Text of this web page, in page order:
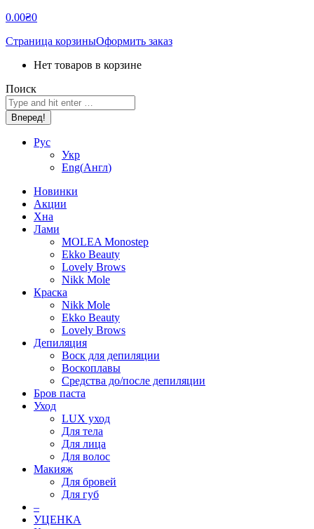
0.00₴0
Страница корзиныОформить заказ
Нет товаров в корзине
Поиск
Рус
Укр
Eng(Англ)
Новинки
Акции
Хна
Лами
MOLEA Monostep
Ekko Beauty
Lovely Brows
Nikk Mole
Краска
Nikk Mole
Ekko Beauty
Lovely Brows
Депиляция
Воск для депиляции
Воскоплавы
Средства до/после депиляции
Бров паста
Уход
LUX уход
Для тела
Для лица
Для волос
Макияж
Для бровей
Для губ
–
УЦЕНКА